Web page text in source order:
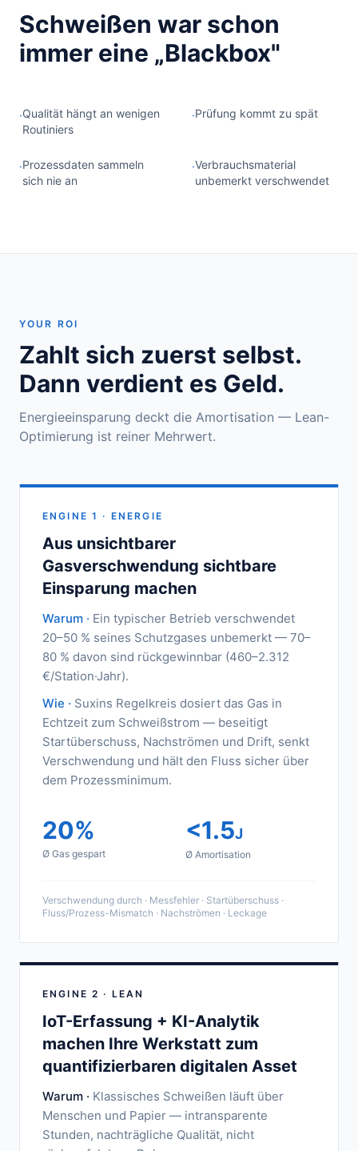
Schweißen war schon
immer eine „Blackbox"
·Qualität hängt an wenigen
Routiniers
·Prüfung kommt zu spät
·Prozessdaten sammeln
sich nie an
·Verbrauchsmaterial
unbemerkt verschwendet
YOUR ROI
Zahlt sich zuerst selbst.
Dann verdient es Geld.
Energieeinsparung deckt die Amortisation — Lean-
Optimierung ist reiner Mehrwert.
ENGINE 1 · ENERGIE
Aus unsichtbarer
Gasverschwendung sichtbare
Einsparung machen
Warum · Ein typischer Betrieb verschwendet
20–50 % seines Schutzgases unbemerkt — 70–
80 % davon sind rückgewinnbar (460–2.312
€/Station·Jahr).
Wie · Suxins Regelkreis dosiert das Gas in
Echtzeit zum Schweißstrom — beseitigt
Startüberschuss, Nachströmen und Drift, senkt
Verschwendung und hält den Fluss sicher über
dem Prozessminimum.
20%
Ø Gas gespart
<1.5J
Ø Amortisation
Verschwendung durch · Messfehler · Startüberschuss ·
Fluss/Prozess-Mismatch · Nachströmen · Leckage
ENGINE 2 · LEAN
IoT-Erfassung + KI-Analytik
machen Ihre Werkstatt zum
quantifizierbaren digitalen Asset
Warum · Klassisches Schweißen läuft über
Menschen und Papier — intransparente
Stunden, nachträgliche Qualität, nicht